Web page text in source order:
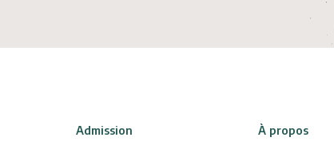
Admission À propos